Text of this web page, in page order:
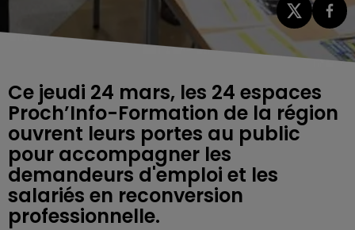
Ce jeudi 24 mars, les 24 espaces
Proch’Info-Formation de la région
ouvrent leurs portes au public
pour accompagner les
demandeurs d'emploi et les
salariés en reconversion
professionnelle.